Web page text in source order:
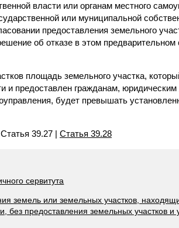
власти или органам местного
или муниципальной
предоставления земельного
об отказе в этом
площадь земельного участка,
и предоставлен гражданам,
будет превышать
39.27 | Статья 39.28
сервитута
земель или земельных участков,
без предоставления земельных участков и